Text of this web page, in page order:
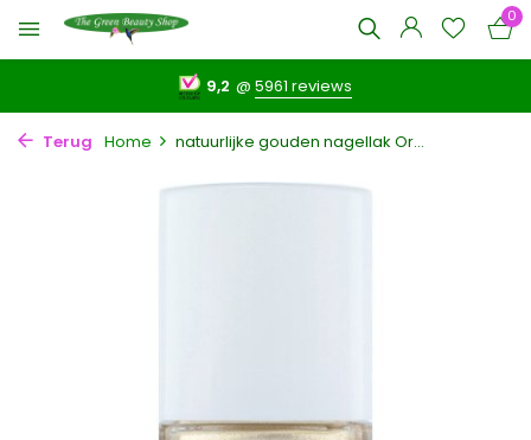
0
9,2 @5961 reviews
Terug Home natuurlijke gouden nagellak Or...